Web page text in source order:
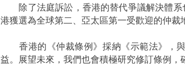
除了法庭訴訟，香港的替代爭議解決體系
港獲選為全球第二、亞太區第一受歡迎的仲裁
香港的《仲裁條例》採納《示範法》，與
益。展望未來，我們也會積極研究修訂條例，